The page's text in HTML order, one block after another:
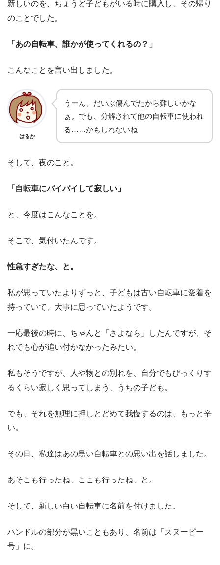
新しいのを、ちょうど子どもがいる時に購入し、その帰り
のことでした。
「あの自転車、誰かが使ってくれるの？」
こんなことを言い出しました。
はるか
うーん、だいぶ傷んでたから難しいかな
ぁ。でも、分解されて他の自転車に使われ
る……かもしれないね
そして、夜のこと。
「自転車にバイバイして寂しい」
と、今度はこんなことを。
そこで、気付いたんです。
性急すぎたな、と。
私が思っていたよりずっと、子どもは古い自転車に愛着を
持っていて、大事に思っていたようです。
一応最後の時に、ちゃんと「さよなら」したんですが、そ
れでも心が追い付かなかったみたい。
私もそうですが、人や物との別れを、自分でもびっくりす
るくらい寂しく思ってしまう、うちの子ども。
でも、それを無理に押しとどめて我慢するのは、もっと辛
い。
その日、私達はあの黒い自転車との思い出を話しました。
あそこも行ったね、ここも行ったね、と。
そして、新しい白い自転車に名前を付けました。
ハンドルの部分が黒いこともあり、名前は「スヌーピー
号」に。